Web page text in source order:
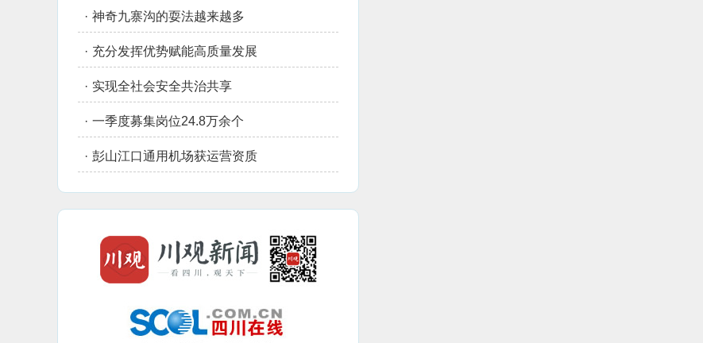
· 神奇九寨沟的耍法越来越多
· 充分发挥优势赋能高质量发展
· 实现全社会安全共治共享
· 一季度募集岗位24.8万余个
· 彭山江口通用机场获运营资质